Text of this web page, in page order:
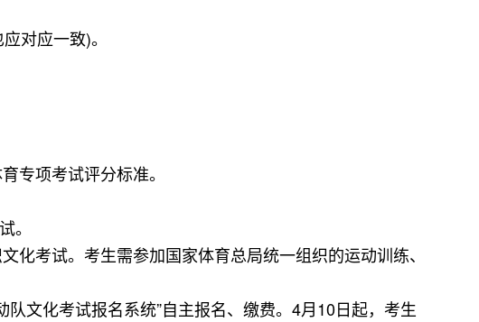
对应一致)。
专项考试评分标准。
。
化考试。考生需参加国家体育总局统一组织的运动训练、
文化考试报名系统”自主报名、缴费。4月10日起，考生